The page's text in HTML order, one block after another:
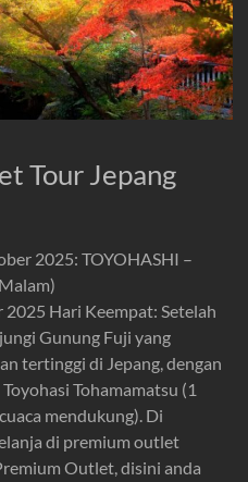
Tour Jepang
2025: TOYOHASHI –
Hari Keempat: Setelah
Gunung Fuji yang
tertinggi di Jepang, dengan
Tohamamatsu (1
mendukung). Di
di premium outlet
Outlet, disini anda